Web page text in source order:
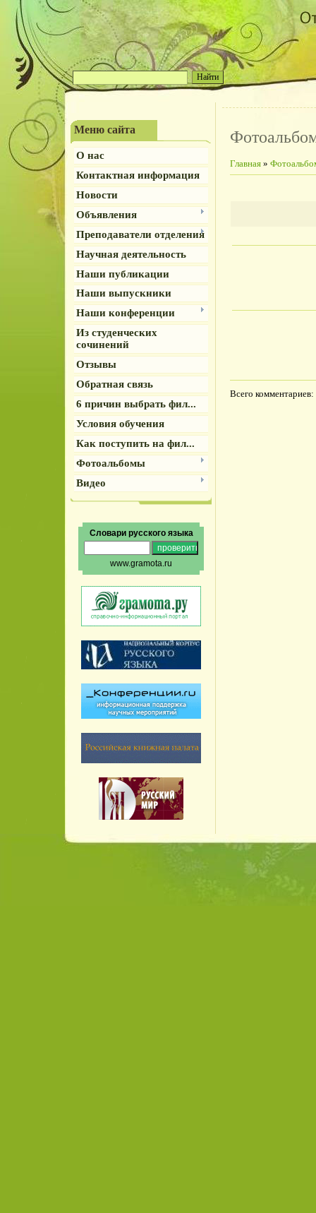
Меню сайта
О нас
Контактная информация
Новости
Объявления
Преподаватели отделения
Научная деятельность
Наши публикации
Наши выпускники
Наши конференции
Из студенческих
сочинений
Отзывы
Обратная связь
6 причин выбрать фил...
Условия обучения
Как поступить на фил...
Фотоальбомы
Видео
Словари русского языка
www.gramota.ru
Главная »
Всего комментариев: